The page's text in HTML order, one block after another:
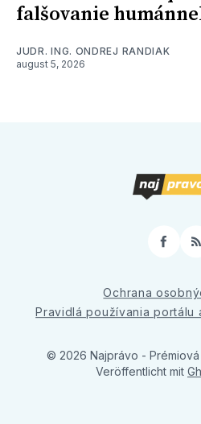
falšovanie
JUDR. ING. ONDREJ RANDIAK
august 5, 2026
Ochrana
Pravidlá používania portálu
© 2026 Najprávo -
Veröffentlicht mit